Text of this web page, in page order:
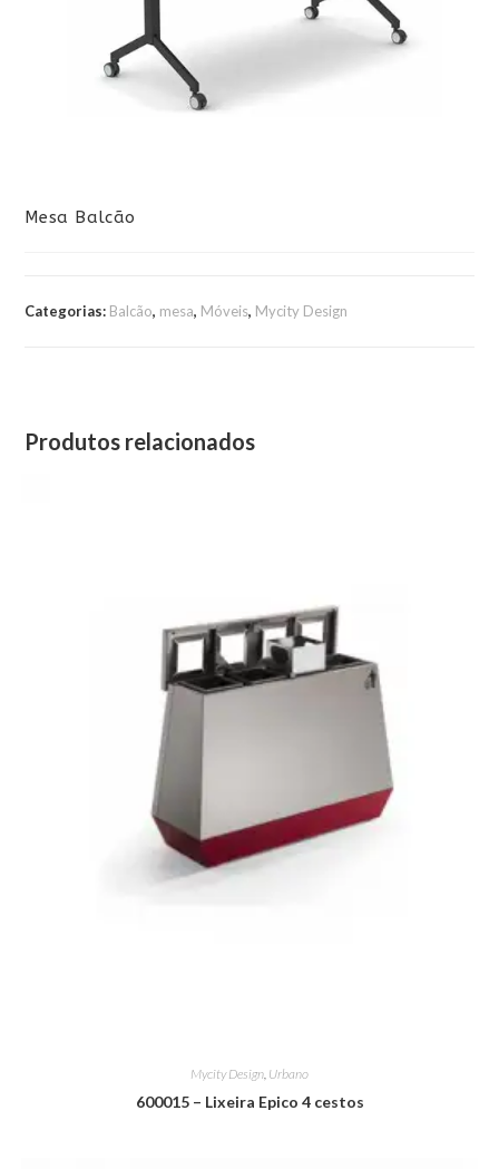
Mesa Balcão
Categorias: Balcão, mesa, Móveis, Mycity Design
Produtos relacionados
Mycity Design, Urbano
600015 – Lixeira Epico 4 cestos